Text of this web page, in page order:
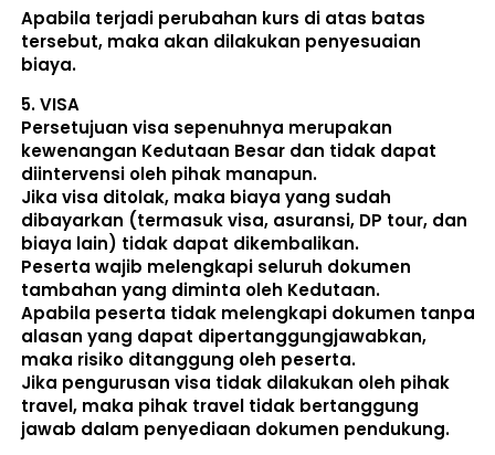
Apabila terjadi perubahan kurs di atas batas
tersebut, maka akan dilakukan penyesuaian
biaya.
5. VISA
Persetujuan visa sepenuhnya merupakan
kewenangan Kedutaan Besar dan tidak dapat
diintervensi oleh pihak manapun.
Jika visa ditolak, maka biaya yang sudah
dibayarkan (termasuk visa, asuransi, DP tour, dan
biaya lain) tidak dapat dikembalikan.
Peserta wajib melengkapi seluruh dokumen
tambahan yang diminta oleh Kedutaan.
Apabila peserta tidak melengkapi dokumen tanpa
alasan yang dapat dipertanggungjawabkan,
maka risiko ditanggung oleh peserta.
Jika pengurusan visa tidak dilakukan oleh pihak
travel, maka pihak travel tidak bertanggung
jawab dalam penyediaan dokumen pendukung.